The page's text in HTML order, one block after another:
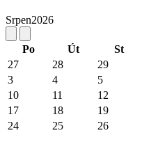
Srpen2026
Po Út St
27
28 29
3
4 5
10
11 12
17
18 19
24
25 26